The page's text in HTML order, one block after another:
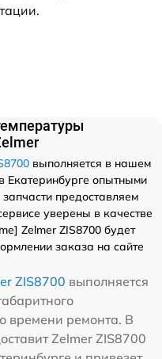
выполняется в нашем
Екатеринбурге опытными
предоставляем
уверены в качестве
Zelmer ZIS8700 будет
заказа на сайте
ZIS8700 выполняется
времени ремонта. В
Zelmer ZIS8700